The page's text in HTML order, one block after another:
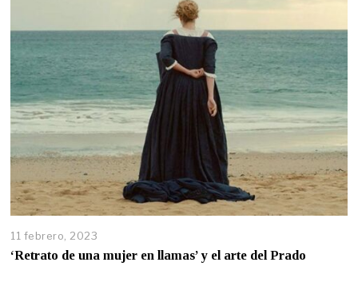
11 febrero, 2023
‘Retrato de una mujer en llamas’ y el arte del Prado